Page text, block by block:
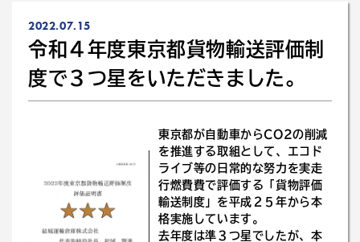
2022.07.15
令和４年度東京都貨物輸送評価制
度で３つ星をいただきました。
東京都が自動車からCO2の削減
を推進する取組として、エコド
ライブ等の日常的な努力を実走
行燃費費で評価する「貨物評価
輸送制度」を平成２５年から本
格実施しています。
去年度は準３つ星でしたが、本